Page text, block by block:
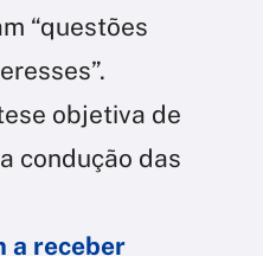
“questões
objetiva de
condução das
a receber